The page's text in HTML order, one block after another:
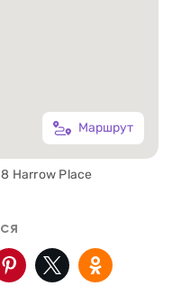
Маршрут
Harrow Place